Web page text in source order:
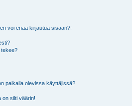
voi enää kirjautua sisään?!
tekee?
paikalla olevissa käyttäjissä?
on silti väärin!